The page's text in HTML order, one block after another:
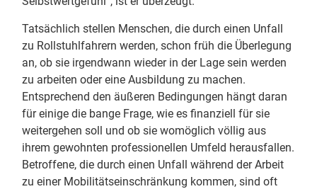
Tatsächlich stellen Menschen, die durch einen Unfall
zu Rollstuhlfahrern werden, schon früh die Überlegung
an, ob sie irgendwann wieder in der Lage sein werden
zu arbeiten oder eine Ausbildung zu machen.
Entsprechend den äußeren Bedingungen hängt daran
für einige die bange Frage, wie es finanziell für sie
weitergehen soll und ob sie womöglich völlig aus
ihrem gewohnten professionellen Umfeld herausfallen.
Betroffene, die durch einen Unfall während der Arbeit
zu einer Mobilitätseinschränkung kommen, sind oft